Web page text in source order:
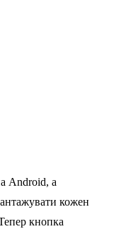
Android, а
кожен
кнопка